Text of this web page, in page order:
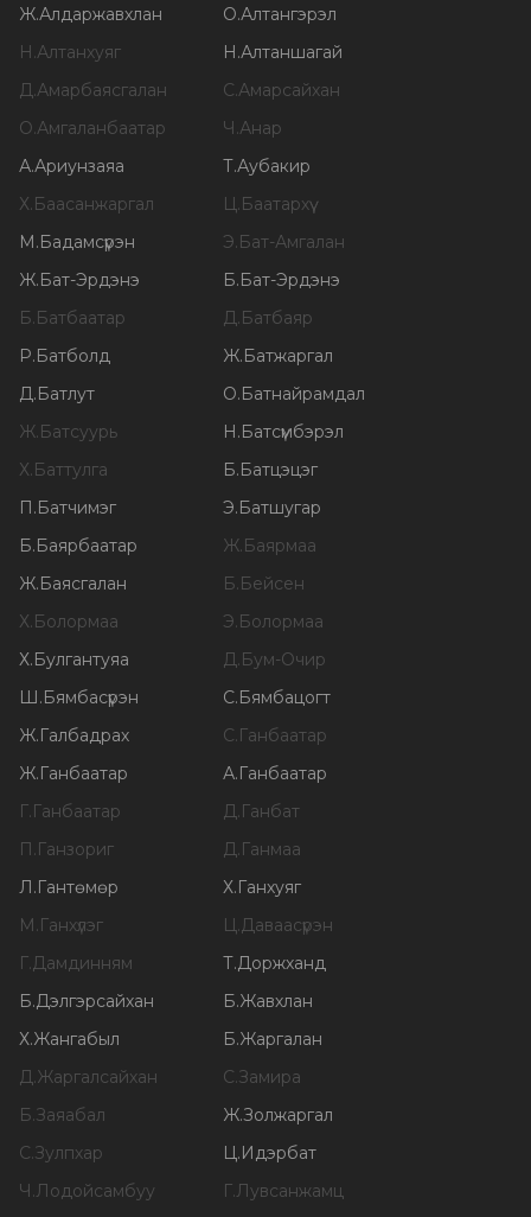
Ж.Алдаржавхлан О.Алтангэрэл
Н.Алтанхуяг Н.Алтаншагай
Д.Амарбаясгалан С.Амарсайхан
О.Амгаланбаатар Ч.Анар
А.Ариунзаяа Т.Аубакир
Х.Баасанжаргал Ц.Баатархүү
М.Бадамсүрэн Э.Бат-Амгалан
Ж.Бат-Эрдэнэ Б.Бат-Эрдэнэ
Б.Батбаатар Д.Батбаяр
Р.Батболд Ж.Батжаргал
Д.Батлут О.Батнайрамдал
Ж.Батсуурь Н.Батсүмбэрэл
Х.Баттулга Б.Батцэцэг
П.Батчимэг Э.Батшугар
Б.Баярбаатар Ж.Баярмаа
Ж.Баясгалан Б.Бейсен
Х.Болормаа Э.Болормаа
Х.Булгантуяа Д.Бум-Очир
Ш.Бямбасүрэн С.Бямбацогт
Ж.Галбадрах С.Ганбаатар
Ж.Ганбаатар А.Ганбаатар
Г.Ганбаатар Д.Ганбат
П.Ганзориг Д.Ганмаа
Л.Гантөмөр Х.Ганхуяг
М.Ганхүлэг Ц.Даваасүрэн
Г.Дамдинням Т.Доржханд
Б.Дэлгэрсайхан Б.Жавхлан
Х.Жангабыл Б.Жаргалан
Д.Жаргалсайхан С.Замира
Б.Заяабал Ж.Золжаргал
С.Зулпхар Ц.Идэрбат
Ч.Лодойсамбуу Г.Лувсанжамц